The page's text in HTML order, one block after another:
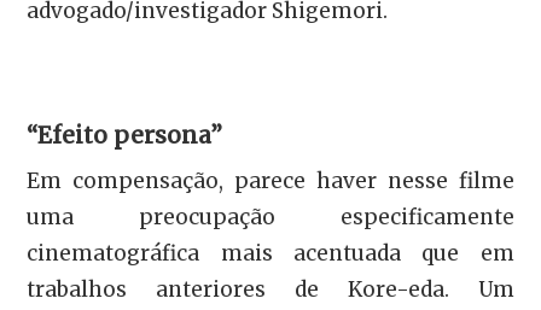
advogado/investigador Shigemori.
“Efeito persona”
Em compensação, parece haver nesse filme
uma preocupação especificamente
cinematográfica mais acentuada que em
trabalhos anteriores de Kore-eda. Um